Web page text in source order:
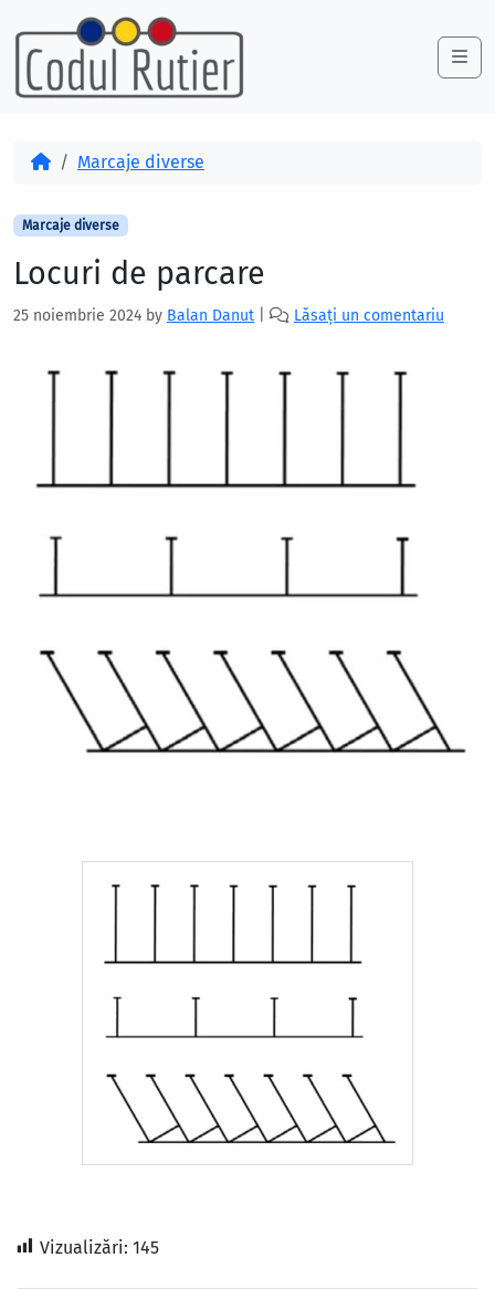
Skip to content
Skip to footer
AcasăMarcaje diverse
Marcaje diverse
Locuri de parcare
25 noiembrie 2024 by Balan Danut Lăsați un comentariu
Vizualizări: 145